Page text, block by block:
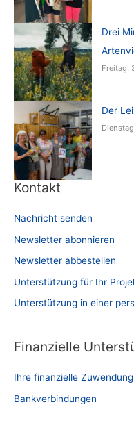
Drei
Freitag,
Der
Kontakt
Nachricht senden
Newsletter abonnieren
Newsletter abbestellen
Unterstützung für Ihr
Unterstützung in einer
Finanzielle
Ihre finanzielle Zuwendung
Bankverbindungen